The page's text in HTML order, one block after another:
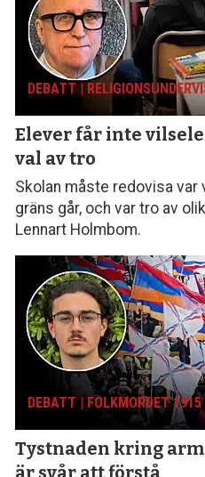
DEBATT |
Elever får inte
val av tro
Skolan måste redovisa
gräns går, och var tro av
Lennart Holmbom.
DEBATT | FOLKMORDET 1915
Tystnaden kring
är svår att förstå